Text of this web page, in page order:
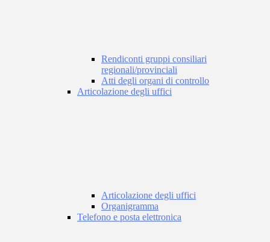
Rendiconti gruppi consiliari
regionali/provinciali
Atti degli organi di controllo
Articolazione degli uffici
Articolazione degli uffici
Organigramma
Telefono e posta elettronica